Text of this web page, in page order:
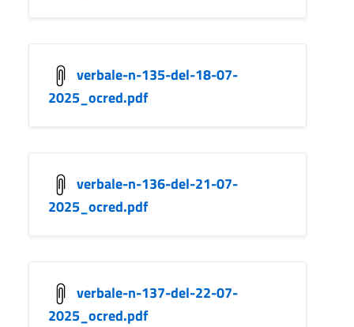
verbale-n-135-del-18-07-
2025_ocred.pdf
verbale-n-136-del-21-07-
2025_ocred.pdf
verbale-n-137-del-22-07-
2025_ocred.pdf